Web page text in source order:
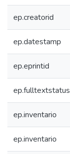
ep.creatorid
ep.datestamp
ep.eprintid
ep.fulltextstatus
ep.inventario
ep.inventario